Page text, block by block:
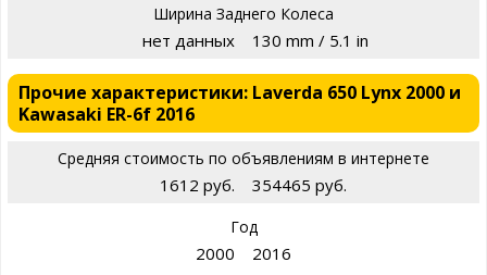
Ширина Заднего Колеса
нет данных 130 mm / 5.1 in
Прочие характеристики: Laverda 650 Lynx 2000 и
Kawasaki ER-6f 2016
Средняя стоимость по объявлениям в интернете
1612 руб. 354465 руб.
Год
2000 2016